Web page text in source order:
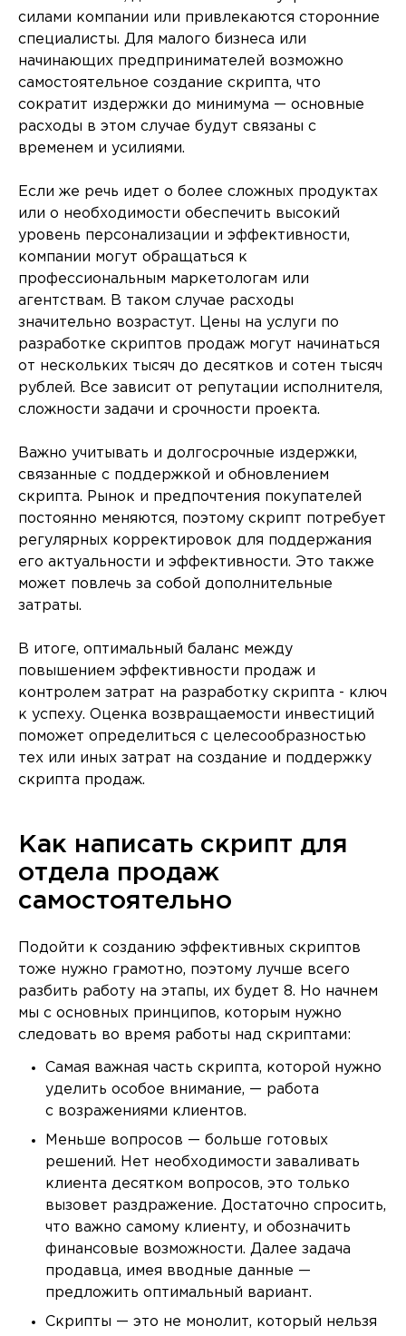
силами компании или привлекаются сторонние
специалисты. Для малого бизнеса или
начинающих предпринимателей возможно
самостоятельное создание скрипта, что
сократит издержки до минимума — основные
расходы в этом случае будут связаны с
временем и усилиями.
Если же речь идет о более сложных продуктах
или о необходимости обеспечить высокий
уровень персонализации и эффективности,
компании могут обращаться к
профессиональным маркетологам или
агентствам. В таком случае расходы
значительно возрастут. Цены на услуги по
разработке скриптов продаж могут начинаться
от нескольких тысяч до десятков и сотен тысяч
рублей. Все зависит от репутации исполнителя,
сложности задачи и срочности проекта.
Важно учитывать и долгосрочные издержки,
связанные с поддержкой и обновлением
скрипта. Рынок и предпочтения покупателей
постоянно меняются, поэтому скрипт потребует
регулярных корректировок для поддержания
его актуальности и эффективности. Это также
может повлечь за собой дополнительные
затраты.
В итоге, оптимальный баланс между
повышением эффективности продаж и
контролем затрат на разработку скрипта - ключ
к успеху. Оценка возвращаемости инвестиций
поможет определиться с целесообразностью
тех или иных затрат на создание и поддержку
скрипта продаж.
Как написать скрипт для
отдела продаж
самостоятельно
Подойти к созданию эффективных скриптов
тоже нужно грамотно, поэтому лучше всего
разбить работу на этапы, их будет 8. Но начнем
мы с основных принципов, которым нужно
следовать во время работы над скриптами:
Самая важная часть скрипта, которой нужно
уделить особое внимание, — работа
с возражениями клиентов.
Меньше вопросов — больше готовых
решений. Нет необходимости заваливать
клиента десятком вопросов, это только
вызовет раздражение. Достаточно спросить,
что важно самому клиенту, и обозначить
финансовые возможности. Далее задача
продавца, имея вводные данные —
предложить оптимальный вариант.
Скрипты — это не монолит, который нельзя